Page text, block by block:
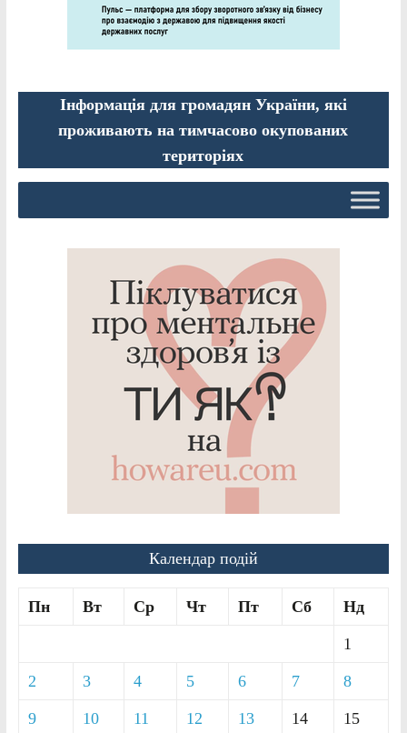
Інформація для громадян України, які
проживають на тимчасово окупованих
територіях
Календар подій
Пн Вт Ср Чт Пт Сб Нд
1
2 3 4 5 6 7 8
9 10 11 12 13 14 15